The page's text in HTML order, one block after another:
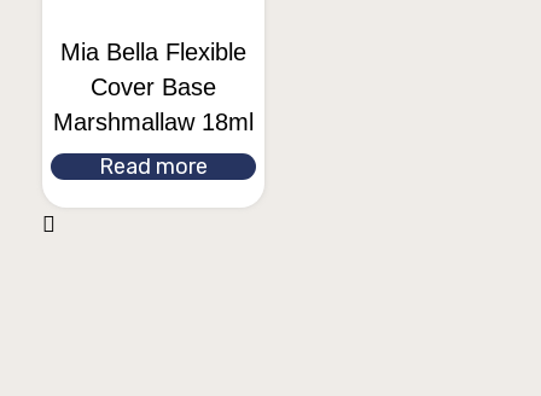
Mia Bella Flexible
Cover Base
Marshmallaw 18ml
Read more